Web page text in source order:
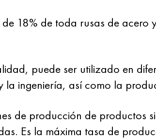
18% de toda rusas de
puede ser utilizado en
la ingeniería, así como la
de producción de productos
Es la máxima tasa de